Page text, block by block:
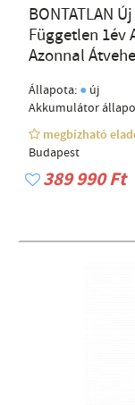
BONTATLAN
Független 1év
Azonnal
Állapota: ● új
Akkumulátor
megbízható
Budapest
389 990 Ft